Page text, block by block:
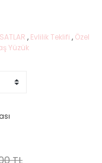
, Evlilik Teklifi , Özel
Yüzük